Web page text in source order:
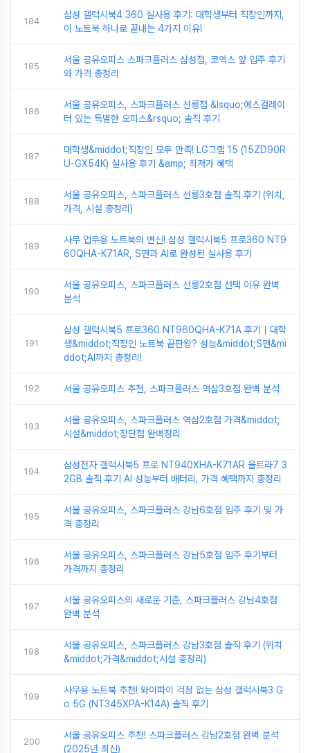
184
삼성 갤럭시북4 360 실사용 후기: 대학생부터 직장인까지,
이 노트북 하나로 끝내는 4가지 이유!
185
서울 공유오피스 스파크플러스 삼성점, 코엑스 앞 입주 후기
와 가격 총정리
186
서울 공유오피스, 스파크플러스 선릉점 &lsquo;에스컬레이
터 있는 특별한 오피스&rsquo; 솔직 후기
187
대학생&middot;직장인 모두 만족! LG그램 15 (15ZD90R
U-GX54K) 실사용 후기 &amp; 최저가 혜택
188
서울 공유오피스, 스파크플러스 선릉3호점 솔직 후기 (위치,
가격, 시설 총정리)
189
사무 업무용 노트북의 변신! 삼성 갤럭시북5 프로360 NT9
60QHA-K71AR, S펜과 AI로 완성된 실사용 후기
190
서울 공유오피스, 스파크플러스 선릉2호점 선택 이유 완벽
분석
191
삼성 갤럭시북5 프로360 NT960QHA-K71A 후기｜대학
생&middot;직장인 노트북 끝판왕? 성능&middot;S펜&mi
ddot;AI까지 총정리!
192 서울 공유오피스 추천, 스파크플러스 역삼3호점 완벽 분석
193
서울 공유오피스, 스파크플러스 역삼2호점 가격&middot;
시설&middot;장단점 완벽정리
194
삼성전자 갤럭시북5 프로 NT940XHA-K71AR 울트라7 3
2GB 솔직 후기 AI 성능부터 배터리, 가격 혜택까지 총정리
195
서울 공유오피스, 스파크플러스 강남6호점 입주 후기 및 가
격 총정리
196
서울 공유오피스, 스파크플러스 강남5호점 입주 후기부터
가격까지 총정리
197
서울 공유오피스의 새로운 기준, 스파크플러스 강남4호점
완벽 분석
198
서울 공유오피스, 스파크플러스 강남3호점 솔직 후기 (위치
&middot;가격&middot;시설 총정리)
199
사무용 노트북 추천! 와이파이 걱정 없는 삼성 갤럭시북3 G
o 5G (NT345XPA-K14A) 솔직 후기
200
서울 공유오피스 추천! 스파크플러스 강남2호점 완벽 분석
(2025년 최신)